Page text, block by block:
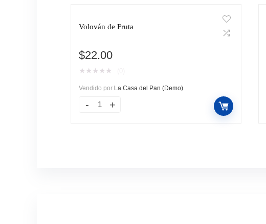
Volován de Fruta
$22.00
★ ★ ★ ★ ★
Vendido por La Casa del Pan (Demo)